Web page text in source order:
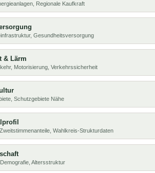
Regionale Kaufkraft
Gesundheitsversorgung
& Lärm
Motorisierung, Verkehrssicherheit
Schutzgebiete Nähe
Wahlkreis-Strukturdaten
Altersstruktur